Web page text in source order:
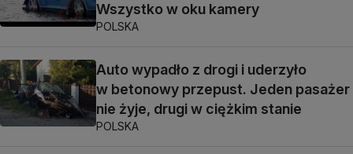
Wszystko w oku kamery
POLSKA
Auto wypadło z drogi i uderzyło
w betonowy przepust. Jeden pasażer
nie żyje, drugi w ciężkim stanie
POLSKA